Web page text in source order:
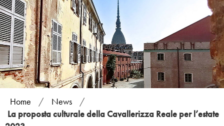
Home / News
/
La proposta culturale della Cavallerizza Reale per l’estate